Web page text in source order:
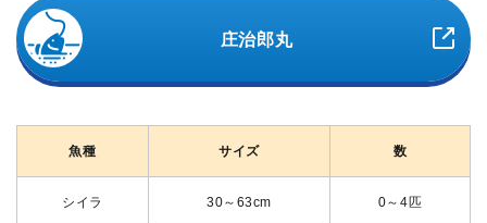
庄治郎丸
魚種 サイズ 数
シイラ 30～63cm 0～4匹